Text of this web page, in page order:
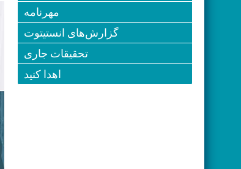
مهرنامه
گزارش‌های انستیتوت
تحقیقات جاری
اهدا کنید